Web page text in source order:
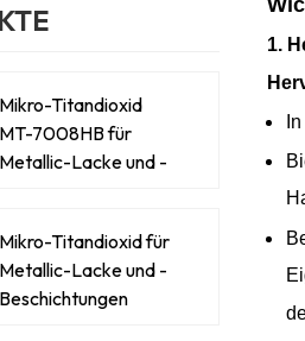
1.
Mikro-Titandioxid
MT-7008HB für
Metallic-Lacke und -
Mikro-Titandioxid für
Metallic-Lacke und -
Beschichtungen